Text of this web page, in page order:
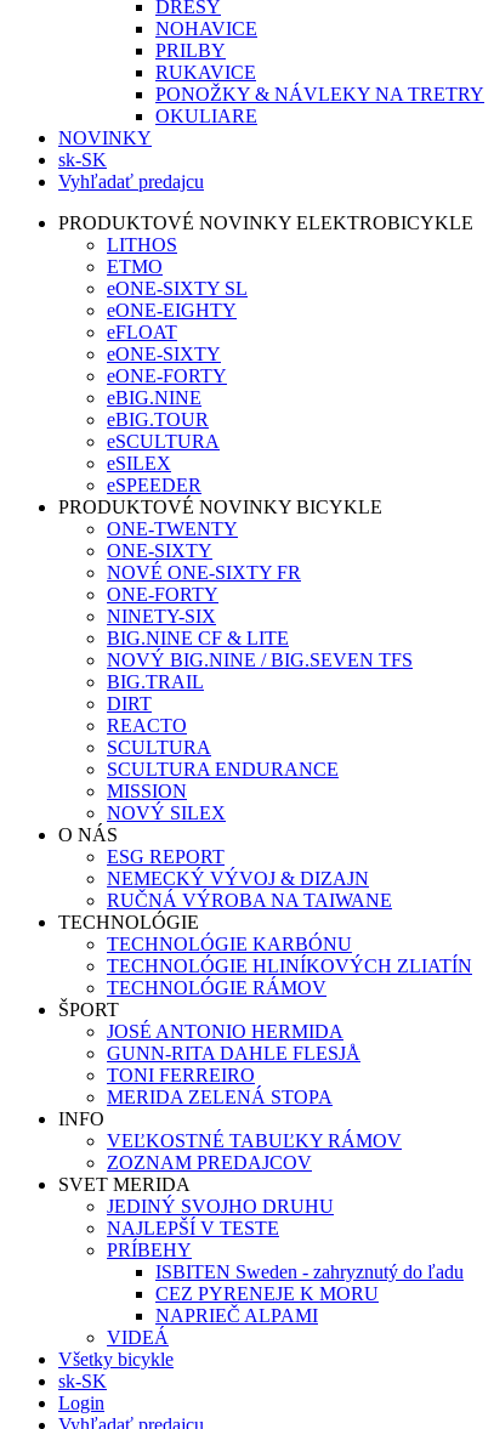
DRESY
NOHAVICE
PRILBY
RUKAVICE
PONOŽKY & NÁVLEKY NA TRETRY
OKULIARE
NOVINKY
sk-SK
Vyhľadať predajcu
PRODUKTOVÉ NOVINKY ELEKTROBICYKLE
LITHOS
ETMO
eONE-SIXTY SL
eONE-EIGHTY
eFLOAT
eONE-SIXTY
eONE-FORTY
eBIG.NINE
eBIG.TOUR
eSCULTURA
eSILEX
eSPEEDER
PRODUKTOVÉ NOVINKY BICYKLE
ONE-TWENTY
ONE-SIXTY
NOVÉ ONE-SIXTY FR
ONE-FORTY
NINETY-SIX
BIG.NINE CF & LITE
NOVÝ BIG.NINE / BIG.SEVEN TFS
BIG.TRAIL
DIRT
REACTO
SCULTURA
SCULTURA ENDURANCE
MISSION
NOVÝ SILEX
O NÁS
ESG REPORT
NEMECKÝ VÝVOJ & DIZAJN
RUČNÁ VÝROBA NA TAIWANE
TECHNOLÓGIE
TECHNOLÓGIE KARBÓNU
TECHNOLÓGIE HLINÍKOVÝCH ZLIATÍN
TECHNOLÓGIE RÁMOV
ŠPORT
JOSÉ ANTONIO HERMIDA
GUNN-RITA DAHLE FLESJÅ
TONI FERREIRO
MERIDA ZELENÁ STOPA
INFO
VEĽKOSTNÉ TABUĽKY RÁMOV
ZOZNAM PREDAJCOV
SVET MERIDA
JEDINÝ SVOJHO DRUHU
NAJLEPŠÍ V TESTE
PRÍBEHY
ISBITEN Sweden - zahryznutý do ľadu
CEZ PYRENEJE K MORU
NAPRIEČ ALPAMI
VIDEÁ
Všetky bicykle
sk-SK
Login
Vyhľadať predajcu